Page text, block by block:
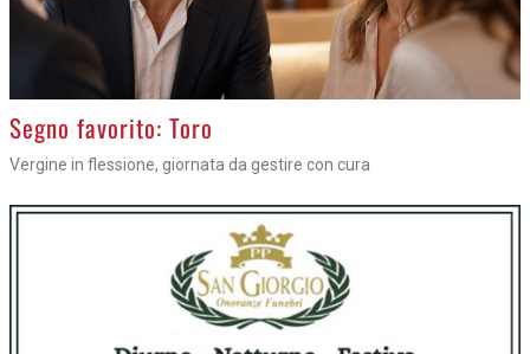
>
Segno favorito: Toro
Vergine in flessione, giornata da gestire con cura